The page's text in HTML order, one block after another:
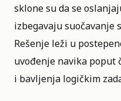
sklone su da se
izbegavaju suočavanje
Rešenje leži u
uvođenje navika poput
i bavljenja logičkim